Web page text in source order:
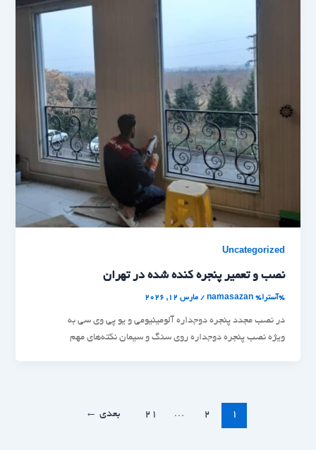
Uncategorized
نصب و تعمیر پنجره کنده شده در تهران
%آسترا% namasazan
/مارس 12, 2026
در نصب مجدد پنجره دوجداره آلومینیومی و یو پی وی سی به
ویژه نصب پنجره دوجداره روی سنگ و سیمان نکته‌های مهم
1
2
…
21 بعدی ←